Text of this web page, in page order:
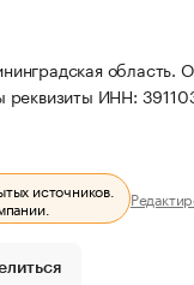
область.
реквизиты ИНН:
источников.